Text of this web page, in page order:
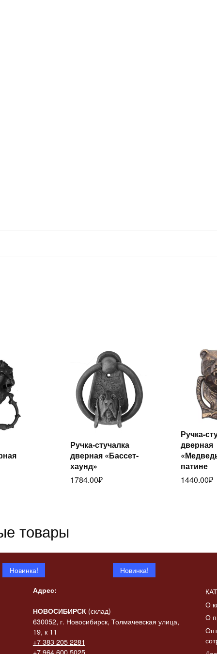
Читать
Ручка-стучалка
дверная «Бассет-
хаунд»
1784.00₽
Ручка-
дверная
патине
1440.00₽
товары
Новинка! Новинка!
Адрес:
НОВОСИБИРСК (склад)
630052, г. Новосибирск, Толмачевская улица,
19, к 11
+7 383 205 2281
+7 964 600 5025
О
О